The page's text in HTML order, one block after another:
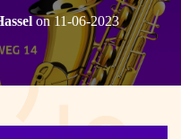
V
I
G
N
on11-06-2023